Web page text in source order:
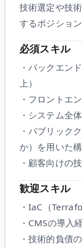
技術選定や技
するポジション
必須スキル
・バックエン
上）
・フロントエ
・システム全
・パブリック
か）を用いた
・顧客向けの
歓迎スキル
・IaC（
・CMSの導入
・技術的負債